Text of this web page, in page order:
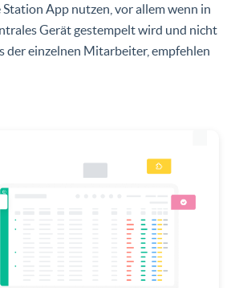
App nutzen, vor allem wenn in
Gerät gestempelt wird und nicht
der einzelnen Mitarbeiter, empfehlen